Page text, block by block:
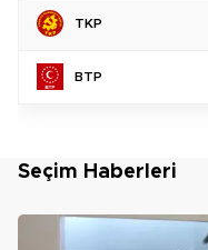
TKP
BTP
Seçim Haberleri